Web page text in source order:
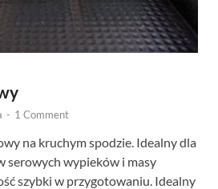
- 1 Comment
na kruchym spodzie. Idealny dla
serowych wypieków i masy
szybki w przygotowaniu. Idealny